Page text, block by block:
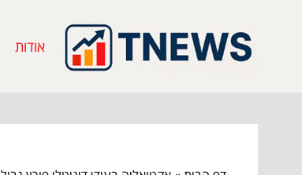
אודות